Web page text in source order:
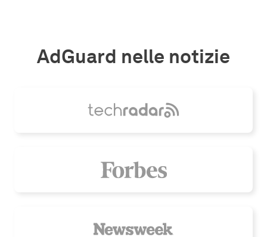
AdGuard nelle notizie